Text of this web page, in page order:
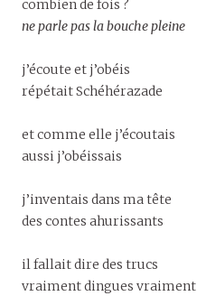
combien de fois ?
ne parle pas la bouche pleine
j’écoute et j’obéis
répétait Schéhérazade
et comme elle j’écoutais
aussi j’obéissais
j’inventais dans ma tête
des contes ahurissants
il fallait dire des trucs
vraiment dingues vraiment